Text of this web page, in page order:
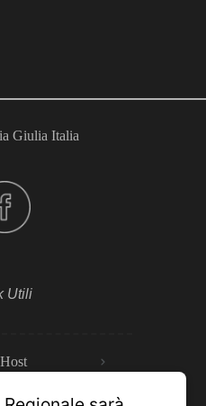
Giulia Italia
Utili